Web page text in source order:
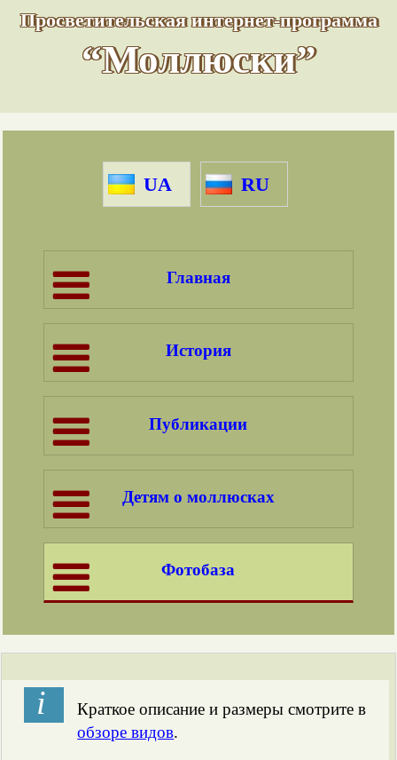
Просветительская интернет-программа
“Моллюски”
UA RU
Главная
История
Публикации
Детям о моллюсках
Фотобаза
і
Краткое описание и размеры смотрите в
обзоре видов.